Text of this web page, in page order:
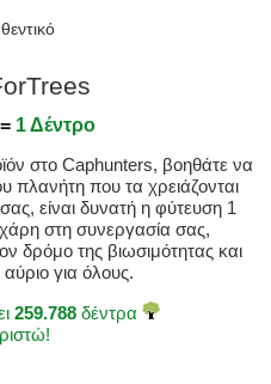
= 1 Δέντρο
στο Caphunters, βοηθάτε να
πλανήτη που τα χρειάζονται
είναι δυνατή η φύτευση 1
στη συνεργασία σας,
δρόμο της βιωσιμότητας και
για όλους.
259.788 δέντρα